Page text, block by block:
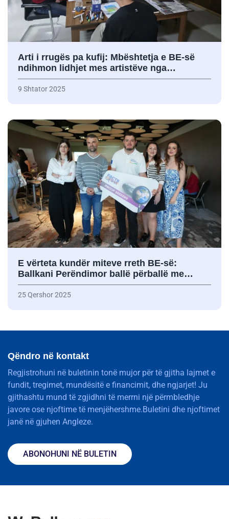
Arti i rrugës pa kufij: Mbështetja e BE-së
ndihmon lidhjet mes artistëve nga…
9 Shtator 2025
E vërteta kundër miteve rreth BE-së:
Ballkani Perëndimor ballë përballë me…
25 Qershor 2025
Qëndro në kontakt
Regjistrohuni në buletinin tonë mujor për të gjitha lajmet e
fundit, tregimet, mundësitë e financimit, dhe ngjarjet! Ju
gjithashtu mund të zgjidhni të merrni një përmbledhje
javore ose njoftime të menjëhershme.Buletini dhe njoftimet
janë në gjuhen Angleze.
ABONOHUNI NË BULETIN